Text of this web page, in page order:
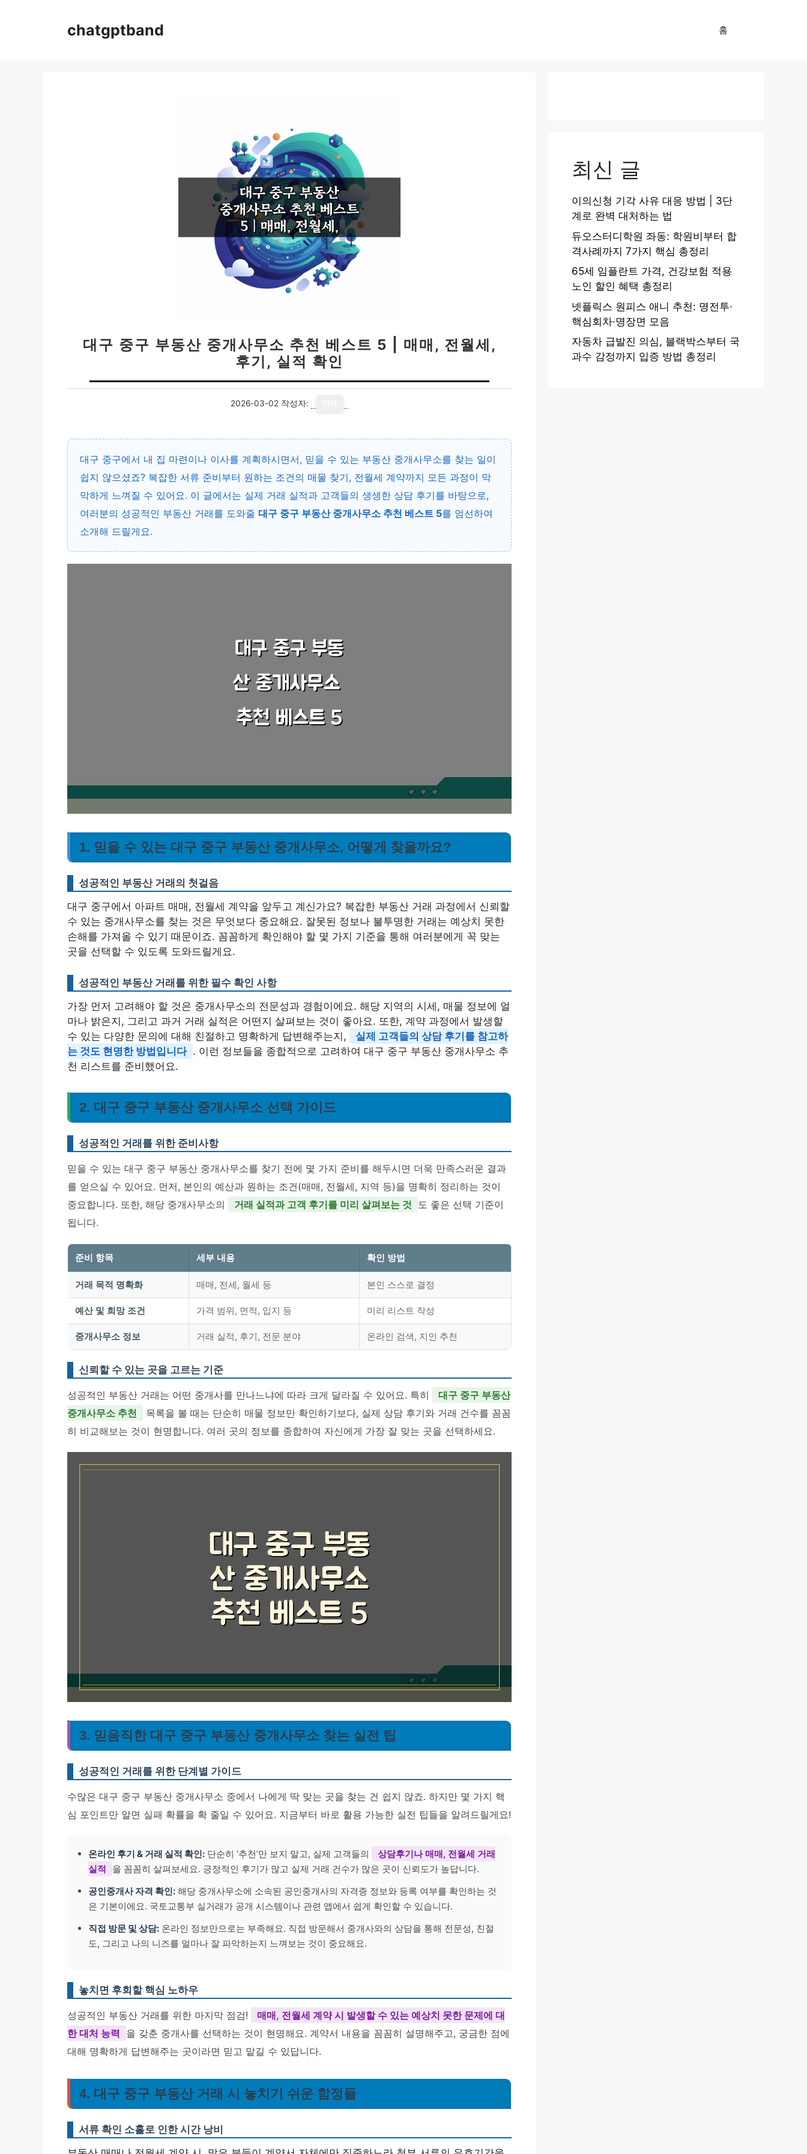
chatgptband 홈
대구 중구 부동산 중개사무소 추천 베스트 5 | 매매, 전월세,
후기, 실적 확인
2026-03-02 작성자:
대구 중구에서 내 집 마련이나 이사를 계획하시면서, 믿을 수 있는 부동산 중개사무소를 찾는 일이
쉽지 않으셨죠? 복잡한 서류 준비부터 원하는 조건의 매물 찾기, 전월세 계약까지 모든 과정이 막
막하게 느껴질 수 있어요. 이 글에서는 실제 거래 실적과 고객들의 생생한 상담 후기를 바탕으로,
여러분의 성공적인 부동산 거래를 도와줄 대구 중구 부동산 중개사무소 추천 베스트 5를 엄선하여
소개해 드릴게요.
1. 믿을 수 있는 대구 중구 부동산 중개사무소, 어떻게 찾을까요?
성공적인 부동산 거래의 첫걸음
대구 중구에서 아파트 매매, 전월세 계약을 앞두고 계신가요? 복잡한 부동산 거래 과정에서 신뢰할
수 있는 중개사무소를 찾는 것은 무엇보다 중요해요. 잘못된 정보나 불투명한 거래는 예상치 못한
손해를 가져올 수 있기 때문이죠. 꼼꼼하게 확인해야 할 몇 가지 기준을 통해 여러분에게 꼭 맞는
곳을 선택할 수 있도록 도와드릴게요.
성공적인 부동산 거래를 위한 필수 확인 사항
가장 먼저 고려해야 할 것은 중개사무소의 전문성과 경험이에요. 해당 지역의 시세, 매물 정보에 얼
마나 밝은지, 그리고 과거 거래 실적은 어떤지 살펴보는 것이 좋아요. 또한, 계약 과정에서 발생할
수 있는 다양한 문의에 대해 친절하고 명확하게 답변해주는지,
실제 고객들의 상담 후기를 참고하
는 것도 현명한 방법입니다 . 이런 정보들을 종합적으로 고려하여 대구 중구 부동산 중개사무소 추
천 리스트를 준비했어요.
2. 대구 중구 부동산 중개사무소 선택 가이드
성공적인 거래를 위한 준비사항
믿을 수 있는 대구 중구 부동산 중개사무소를 찾기 전에 몇 가지 준비를 해두시면 더욱 만족스러운 결과
를 얻으실 수 있어요. 먼저, 본인의 예산과 원하는 조건(매매, 전월세, 지역 등)을 명확히 정리하는 것이
중요합니다. 또한, 해당 중개사무소의
거래 실적과 고객 후기를 미리 살펴보는 것
도 좋은 선택 기준이
됩니다.
준비 항목 세부 내용 확인 방법
거래 목적 명확화 매매, 전세, 월세 등 본인 스스로 결정
예산 및 희망 조건 가격 범위, 면적, 입지 등 미리 리스트 작성
중개사무소 정보 거래 실적, 후기, 전문 분야 온라인 검색, 지인 추천
신뢰할 수 있는 곳을 고르는 기준
성공적인 부동산 거래는 어떤 중개사를 만나느냐에 따라 크게 달라질 수 있어요. 특히
대구 중구 부동산
중개사무소 추천
목록을 볼 때는 단순히 매물 정보만 확인하기보다, 실제 상담 후기와 거래 건수를 꼼꼼
히 비교해보는 것이 현명합니다. 여러 곳의 정보를 종합하여 자신에게 가장 잘 맞는 곳을 선택하세요.
3. 믿음직한 대구 중구 부동산 중개사무소 찾는 실전 팁
성공적인 거래를 위한 단계별 가이드
수많은 대구 중구 부동산 중개사무소 중에서 나에게 딱 맞는 곳을 찾는 건 쉽지 않죠. 하지만 몇 가지 핵
심 포인트만 알면 실패 확률을 확 줄일 수 있어요. 지금부터 바로 활용 가능한 실전 팁들을 알려드릴게요!
온라인 후기 & 거래 실적 확인: 단순히 ‘추천’만 보지 말고, 실제 고객들의
상담후기나 매매, 전월세 거래
실적
을 꼼꼼히 살펴보세요. 긍정적인 후기가 많고 실제 거래 건수가 많은 곳이 신뢰도가 높답니다.
공인중개사 자격 확인: 해당 중개사무소에 소속된 공인중개사의 자격증 정보와 등록 여부를 확인하는 것
은 기본이에요. 국토교통부 실거래가 공개 시스템이나 관련 앱에서 쉽게 확인할 수 있습니다.
직접 방문 및 상담: 온라인 정보만으로는 부족해요. 직접 방문해서 중개사와의 상담을 통해 전문성, 친절
도, 그리고 나의 니즈를 얼마나 잘 파악하는지 느껴보는 것이 중요해요.
놓치면 후회할 핵심 노하우
성공적인 부동산 거래를 위한 마지막 점검!
매매, 전월세 계약 시 발생할 수 있는 예상치 못한 문제에 대
한 대처 능력
을 갖춘 중개사를 선택하는 것이 현명해요. 계약서 내용을 꼼꼼히 설명해주고, 궁금한 점에
대해 명확하게 답변해주는 곳이라면 믿고 맡길 수 있답니다.
4. 대구 중구 부동산 거래 시 놓치기 쉬운 함정들
서류 확인 소홀로 인한 시간 낭비
최신 글
이의신청 기각 사유 대응 방법 | 3단
계로 완벽 대처하는 법
듀오스터디학원 좌동: 학원비부터 합
격사례까지 7가지 핵심 총정리
65세 임플란트 가격, 건강보험 적용
노인 할인 혜택 총정리
넷플릭스 원피스 애니 추천: 명전투·
핵심회차·명장면 모음
자동차 급발진 의심, 블랙박스부터 국
과수 감정까지 입증 방법 총정리